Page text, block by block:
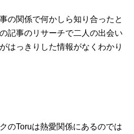
の関係で何かしら知り合ったと
記事のリサーチで二人の出会い
はっきりした情報がなくわかり
のToruは熱愛関係にあるのでは